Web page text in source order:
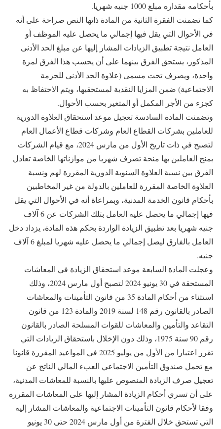
بأحكامه مقداره مبلغ 1000 جنيه شهريا.
كما تضمنت الفقرة الثانية من المادة ذاتها النص صراحة على أنه
في الأحوال التي يقل فيها إجمالي ما يحصل عليه الموظف أو
العامل نتيجة تطبيق الزيادات المشار إليها عن مبلغ الحد الأدنى
المذكور، يستحق الفرق بينهما على أن يحسب هذا الفرق لمرة
واحدة، ويصرف تحت مسمى (علاوة الحد الأدنى للحزمة
الاجتماعية) ضمن المزايا النقدية لمستحقيها، ويتم الاحتفاظ به
كجزء من الأجر المكمل أو المتغير بحسب الأحوال.
وتضمنت المادة السادسة تعجيل موعد استحقاق العلاوة الدورية
للعاملين بشركات القطاع العام وشركات قطاع الأعمال العام
لتصبح في ذات تاريخ الأول من مارس 2024، مع قيام الشركات
بمنح العاملين بها منحة تصرف شهريا من موازناتها الخاصة تعادل
الفرق بين نسبة العلاوة السنوية الدورية المقررة لهم ونسبة
العلاوة الخاصة المقررة للعاملين بالدولة من غير المخاطبين
بأحكام قانون الخدمة المدنية، وبمراعاة أنه في الأحوال التي يقل
فيها إجمالي ما يحصل عليه العامل بتلك الشركات عن 6 آلاف
جنيه شهريا بعد تطبيق الزيادة الواردة بحكم هذه المادة، يزداد دخل
العامل بالفارق ليصل إجمالي ما يحصل عليه شهريا لمبلغ 6 آلاف
جنيه.
وعجلت المادة السابعة موعد استحقاق الزيادة في المعاشات
المستحقة في 30 يونيو 2024 لتصبح أول مارس 2024، وذلك
استثناء من أحكام المادة 35 من قانون التأمينات والمعاشات
الصادر بالقانون رقم 148 لسنة 2019 والمادة 123 من قانون
التقاعد والتأمين والمعاشات للقوات المسلحة الصادر بالقانون
رقم 90 سنة 1975، وذلك دون الإخلال باستحقاق الزيادات التي
تقرر اعتبارا من الأول من يوليو 2025 في المواعيد المقررة قانونا
مع تحمل صندوق التأمين الاجتماعي العبء المالي الناتج عن
تعجيل صرف الزيادة المنصوص عليها بالنسبة للمعاشات المدنية،
على أن تسري أحكام الزيادة المشار إليها على المعاشات المقررة
وفقا لأحكام قانون التأمينات الاجتماعية والمعاشات المشار إليه
التي تستحق خلال الفترة من أول مارس 2024 حتى 30 يونيو